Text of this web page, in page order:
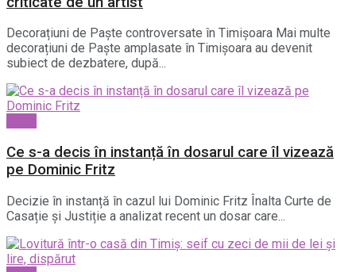
Decorațiuni de Paște controversate în Timișoara Mai multe
decorațiuni de Paște amplasate în Timișoara au devenit
subiect de dezbatere, după...
Ce s-a decis în instanță în dosarul care îl vizează
pe Dominic Fritz
Decizie în instanță în cazul lui Dominic Fritz Înalta Curte de
Casație și Justiție a analizat recent un dosar care...